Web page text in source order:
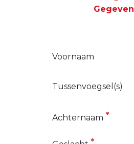
Huidige
Voornaam
Tussenvoegsel(s)
Achternaam